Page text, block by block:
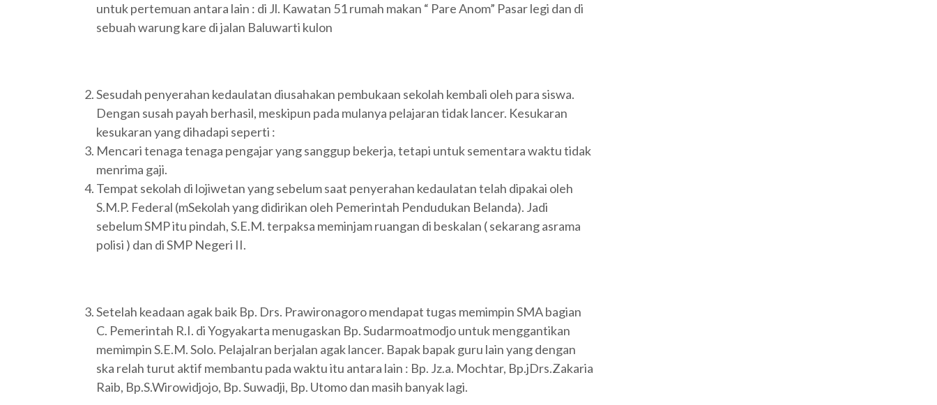
untuk pertemuan antara lain : di Jl. Kawatan 51 rumah makan “ Pare Anom” Pasar legi dan di
sebuah warung kare di jalan Baluwarti kulon
Sesudah penyerahan kedaulatan diusahakan pembukaan sekolah kembali oleh para siswa.
Dengan susah payah berhasil, meskipun pada mulanya pelajaran tidak lancer. Kesukaran
kesukaran yang dihadapi seperti :
Mencari tenaga tenaga pengajar yang sanggup bekerja, tetapi untuk sementara waktu tidak
menrima gaji.
Tempat sekolah di lojiwetan yang sebelum saat penyerahan kedaulatan telah dipakai oleh
S.M.P. Federal (mSekolah yang didirikan oleh Pemerintah Pendudukan Belanda). Jadi
sebelum SMP itu pindah, S.E.M. terpaksa meminjam ruangan di beskalan ( sekarang asrama
polisi ) dan di SMP Negeri II.
Setelah keadaan agak baik Bp. Drs. Prawironagoro mendapat tugas memimpin SMA bagian
C. Pemerintah R.I. di Yogyakarta menugaskan Bp. Sudarmoatmodjo untuk menggantikan
memimpin S.E.M. Solo. Pelajalran berjalan agak lancer. Bapak bapak guru lain yang dengan
ska relah turut aktif membantu pada waktu itu antara lain : Bp. Jz.a. Mochtar, Bp.jDrs.Zakaria
Raib, Bp.S.Wirowidjojo, Bp. Suwadji, Bp. Utomo dan masih banyak lagi.